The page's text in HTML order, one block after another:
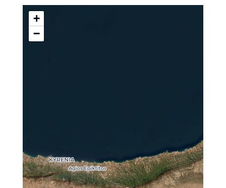
+
−